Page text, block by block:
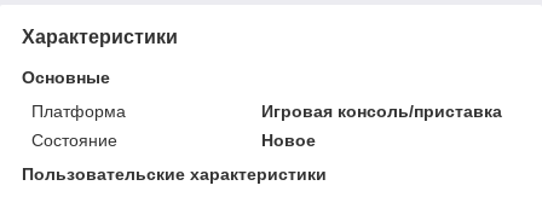
Характеристики
Основные
Платформа
Игровая консоль/приставка
Состояние
Новое
Пользовательские характеристики